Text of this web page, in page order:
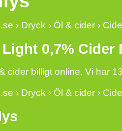
› Dryck › Öl & cider ›
0,7% Cider
cider billigt online. Vi har
› Dryck › Öl & cider ›